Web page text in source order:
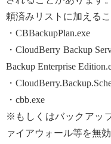
頼済みリストに加える
・CBBackupPlan.exe
・CloudBerry Backup
Backup Enterprise
・
・cbb.exe
※もしくはバックアッ
ァイアウォール等を無